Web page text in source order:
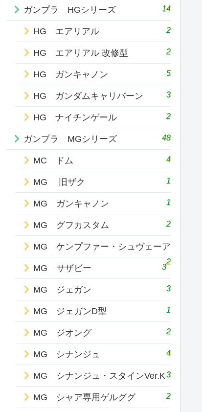
ガンプラ HGシリーズ 14
HG エアリアル 2
HG エアリアル 改修型 2
HG ガンキャノン 5
HG ガンダムキャリバーン 3
HG ナイチンゲール 2
ガンプラ MGシリーズ 48
MC ドム 4
MG 旧ザク 1
MG ガンキャノン 1
MG グフカスタム 2
MG ケンプファー・シュヴェーア
2
MG サザビー 3
MG ジェガン 3
MG ジェガンD型 1
MG ジオング 2
MG シナンジュ 4
MG シナンジュ・スタインVer.K3
MG シャア専用ゲルググ 2